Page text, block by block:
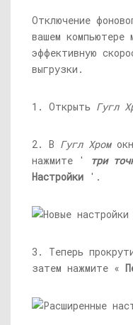
Отключение
вашем компьютере
эффективную
выгрузки.
1. Открыть Гугл
2. В Гугл Хром
нажмите '
три
Настройки '.
3. Теперь
затем нажмите «